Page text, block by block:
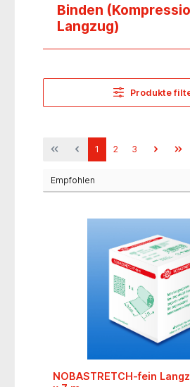
Binden
Langzug)
Produkte
1 2 3
NOBASTRETCH-fein